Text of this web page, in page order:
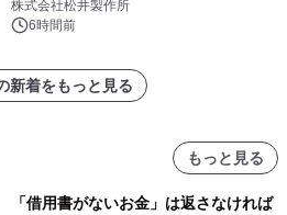
株式会社松井製作所
6時間前
新着をもっと見る
もっと見る
「借用書がないお金」は返さなければ